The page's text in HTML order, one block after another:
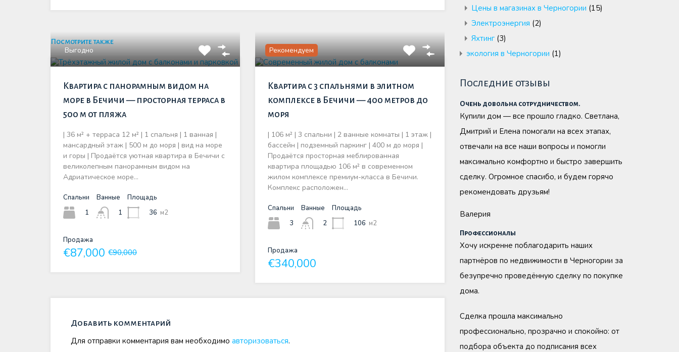
Посмотрите также
Выгодно
Квартира с панорамным видом на
море в Бечичи — просторная терраса в
500 м от пляжа
| 36 м² + терраса 12 м² | 1 спальня | 1 ванная |
мансардный этаж | 500 м до моря | вид на море
и горы | Продаётся уютная квартира в Бечичи с
великолепным панорамным видом на
Адриатическое море…
Спальни
1
Ванные
1
Площадь
36 м2
Продажа
€87,000 €90,000
Рекомендуем
Квартира с 3 спальнями в элитном
комплексе в Бечичи — 400 метров до
моря
| 106 м² | 3 спальни | 2 ванные комнаты | 1 этаж |
бассейн | подземный паркинг | 400 м до моря |
Продаётся просторная меблированная
квартира площадью 106 м² в современном
жилом комплексе премиум-класса в Бечичи.
Комплекс расположен…
Спальни
3
Ванные
2
Площадь
106 м2
Продажа
€340,000
Добавить комментарий
Для отправки комментария вам необходимо авторизоваться.
Цены в магазинах в Черногории (15)
Электроэнергия (2)
Яхтинг(3)
экология в Черногории (1)
Последние отзывы
Очень довольна сотрудничеством.
Купили дом — все прошло гладко. Светлана,
Дмитрий и Елена помогали на всех этапах,
отвечали на все наши вопросы и помогли
максимально комфортно и быстро завершить
сделку. Огромное спасибо, и будем горячо
рекомендовать друзьям!
Валерия
Профессионалы
Хочу искренне поблагодарить наших
партнёров по недвижимости в Черногории за
безупречно проведённую сделку по покупке
дома.
Сделка прошла максимально
профессионально, прозрачно и спокойно: от
подбора объекта до подписания всех